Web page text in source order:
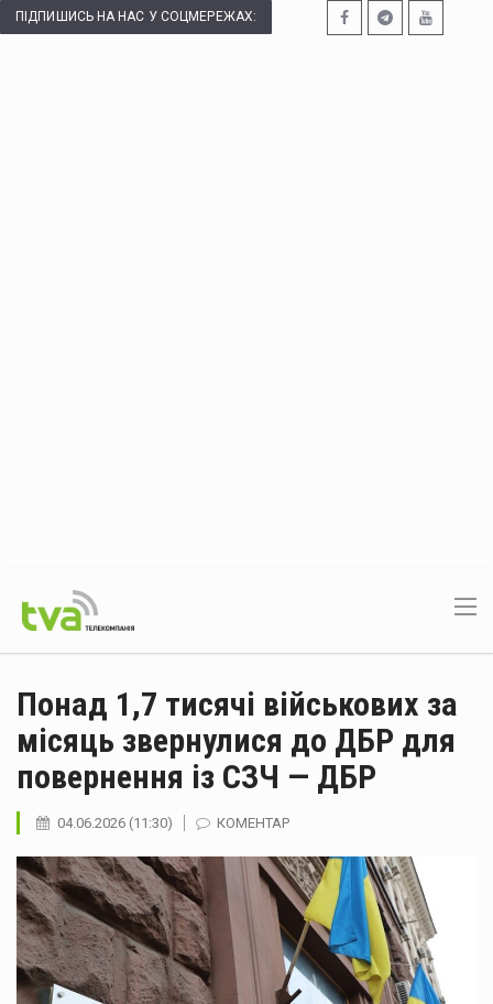
ПІДПИШИСЬ НА НАС У СОЦМЕРЕЖАХ:
Понад 1,7 тисячі військових за
місяць звернулися до ДБР для
повернення із СЗЧ — ДБР
04.06.2026 (11:30) КОМЕНТАР